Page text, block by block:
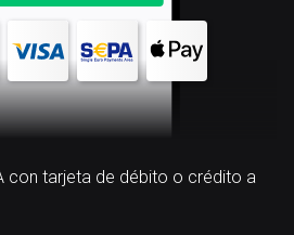
con tarjeta de débito o crédito a